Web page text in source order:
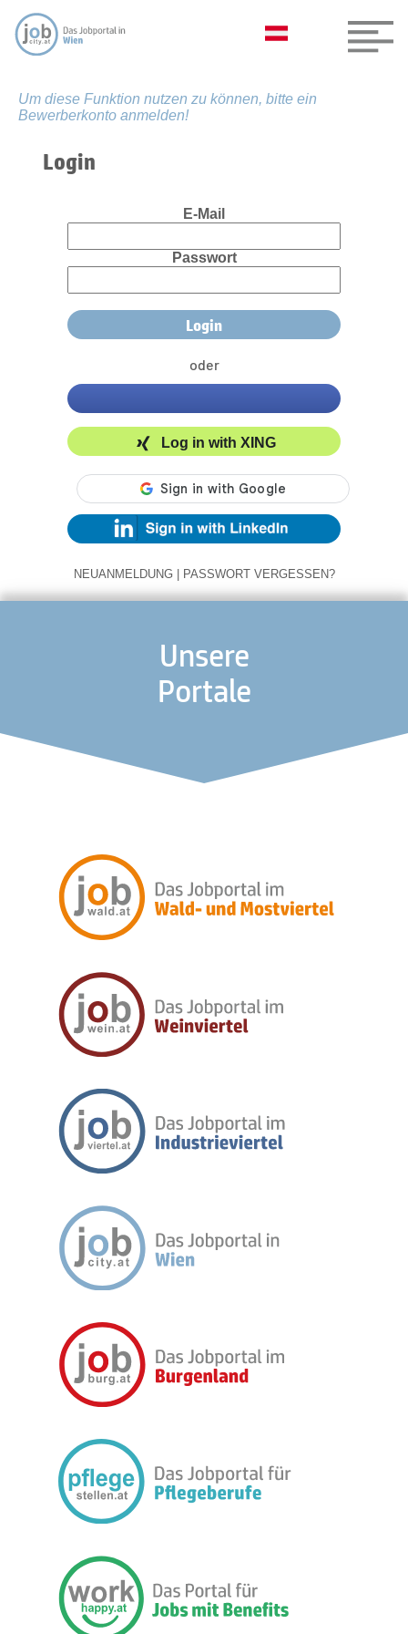
Um diese Funktion nutzen zu können, bitte ein
Bewerberkonto anmelden!
Login
E-Mail
Passwort
oder
Log in with XING
NEUANMELDUNG | PASSWORT VERGESSEN?
Unsere
Portale